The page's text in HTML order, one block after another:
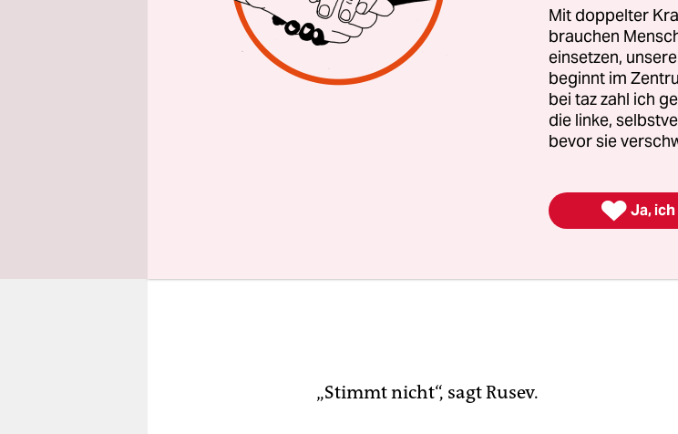
erschossen, steht auf den
„Stimmt nicht“, sagt Rusev.
Mit doppelter
brauchen
einsetzen,
beginnt im
bei taz zahl ich
die linke,
bevor sie
 Ja,